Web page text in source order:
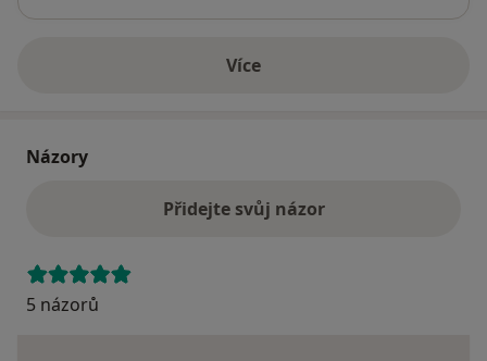
Víceo adrese
Názory
Přidejte svůj názor
5 názorů